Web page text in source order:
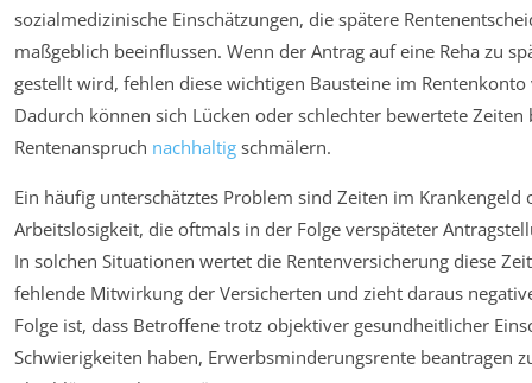
sozialmedizinische Einschätzungen, die spätere
maßgeblich beeinflussen. Wenn der Antrag auf eine Reha zu
gestellt wird, fehlen diese wichtigen Bausteine im
Dadurch können sich Lücken oder schlechter bewertete Zeiten
Rentenanspruch nachhaltig schmälern.
Ein häufig unterschätztes Problem sind Zeiten im Krankengeld
Arbeitslosigkeit, die oftmals in der Folge verspäteter
In solchen Situationen wertet die Rentenversicherung diese
fehlende Mitwirkung der Versicherten und zieht daraus
Folge ist, dass Betroffene trotz objektiver gesundheitlicher
Schwierigkeiten haben, Erwerbsminderungsrente beantragen